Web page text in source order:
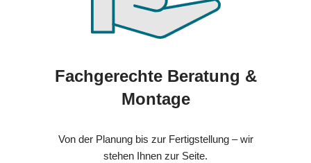
Fachgerechte Beratung &
Montage
Von der Planung bis zur Fertigstellung – wir
stehen Ihnen zur Seite.